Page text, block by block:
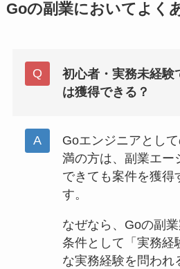
Goの副業においてよく
初心者・実務未経験
は獲得できる？
Goエンジニアとし
満の方は、副業エー
できても案件を獲得
す。
なぜなら、Goの副
条件として「実務経
な実務経験を問われ